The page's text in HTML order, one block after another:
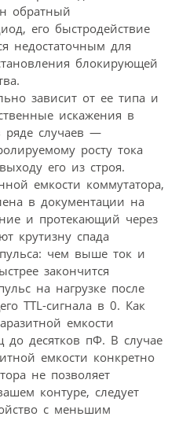
обратный
его быстродействие
недостаточным для
блокирующей
зависит от ее типа и
искажения в
случаев —
росту тока
его из строя.
емкости коммутатора,
в документации на
и протекающий через
крутизну спада
чем выше ток и
закончится
на нагрузке после
TTL-сигнала в 0. Как
емкости
до десятков пФ. В случае
емкости конкретно
не позволяет
контуре, следует
с меньшим